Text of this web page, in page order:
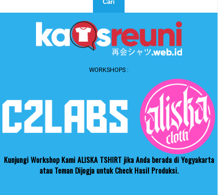
WORKSHOPS :
Kunjungi Workshop Kami ALISKA TSHIRT jika Anda berada di Yogyakarta
atau Teman Dijogja untuk Check Hasil Produksi.